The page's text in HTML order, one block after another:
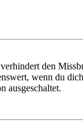
den
wenn du
ausgeschaltet.